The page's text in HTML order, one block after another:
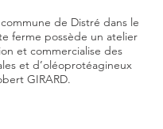
de Distré dans le
ferme possède un atelier
et commercialise des
et d’oléoprotéagineux
GIRARD.